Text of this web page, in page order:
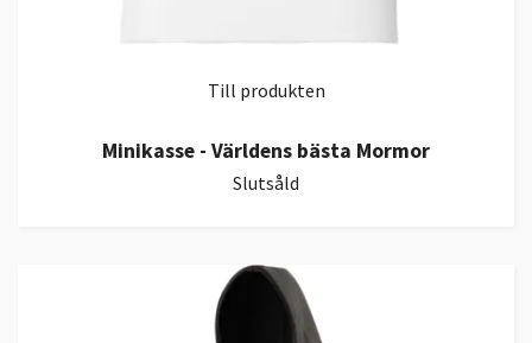
Till produkten
Minikasse - Världens bästa Mormor
Slutsåld